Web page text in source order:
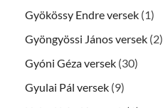
Gyökössy Endre versek (1)
Gyöngyössi János versek (2)
Gyóni Géza versek (30)
Gyulai Pál versek (9)